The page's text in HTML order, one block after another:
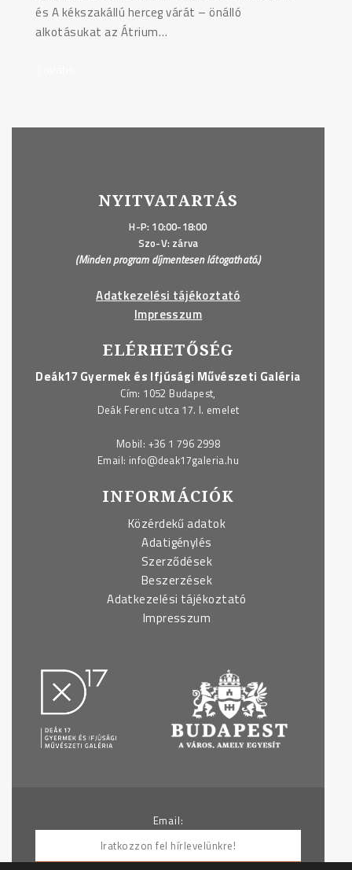
és A kékszakállú herceg várát – önálló
alkotásukat az Átrium…
előadások"
NYITVATARTÁS
H-P: 10:00-18:00
Szo-V: zárva
(Minden program díjmentesen látogatható.)
Adatkezelési tájékoztató
Impresszum
ELÉRHETŐSÉG
Deák17 Gyermek és Ifjúsági Művészeti Galéria
Cím: 1052 Budapest,
Deák Ferenc utca 17. I. emelet
Mobil: +36 1 796 2998
Email: info@deak17galeria.hu
INFORMÁCIÓK
Közérdekű adatok
Adatigénylés
Szerződések
Beszerzések
Adatkezelési tájékoztató
Impresszum
Email: